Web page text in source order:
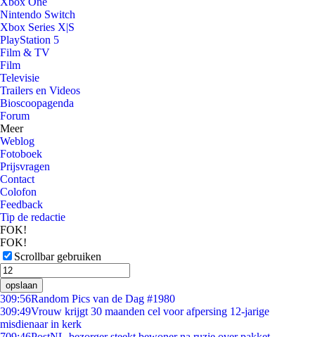
Nintendo Switch
Xbox Series X|S
PlayStation 5
Film & TV
Film
Televisie
Trailers en Videos
Bioscoopagenda
Forum
Meer
Weblog
Fotoboek
Prijsvragen
Contact
Colofon
Feedback
Tip de redactie
FOK!
FOK!
Scrollbar gebruiken
opslaan
309:56Random Pics van de Dag #1980
309:49Vrouw krijgt 30 maanden cel voor afpersing 12-jarige
misdienaar in kerk